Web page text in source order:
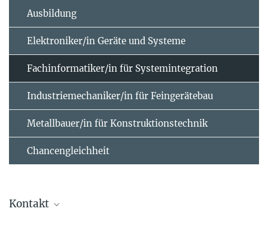
Ausbildung
Elektroniker/in Geräte und Systeme
Fachinformatiker/in für Systemintegration
Industriemechaniker/in für Feingerätebau
Metallbauer/in für Konstruktionstechnik
Chancengleichheit
Kontakt